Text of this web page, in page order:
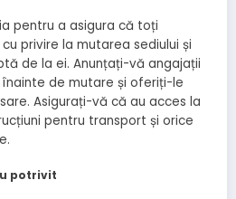
pentru a asigura că toți
privire la mutarea sediului și
de la ei. Anunțați-vă angajații
de mutare și oferiți-le
Asigurați-vă că au acces la
pentru transport și orice
potrivit